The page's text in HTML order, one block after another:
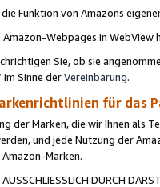
Funktion von Amazons
Webpages in WebView
Sie, ob sie
im Sinne derVereinbarung.
für das
der Marken, die wir Ihnen als
und jede Nutzung der
Marken.
DURCH